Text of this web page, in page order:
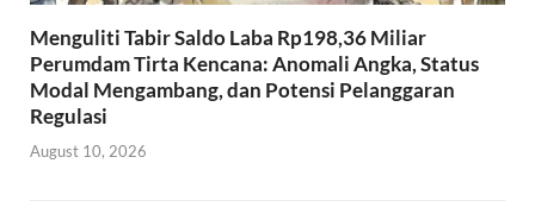
Menguliti Tabir Saldo Laba Rp198,36 Miliar
Perumdam Tirta Kencana: Anomali Angka, Status
Modal Mengambang, dan Potensi Pelanggaran
Regulasi
August 10, 2026